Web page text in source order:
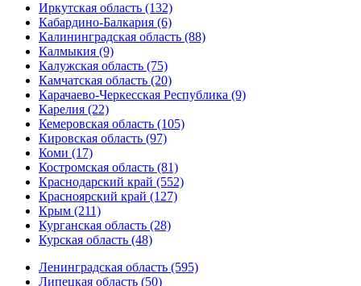
Иркутская область (132)
Кабардино-Балкария (6)
Калининградская область (88)
Калмыкия (9)
Калужская область (75)
Камчатская область (20)
Карачаево-Черкесская Республика (9)
Карелия (22)
Кемеровская область (105)
Кировская область (97)
Коми (17)
Костромская область (81)
Краснодарский край (552)
Красноярский край (127)
Крым (211)
Курганская область (28)
Курская область (48)
Ленинградская область (595)
Липецкая область (50)